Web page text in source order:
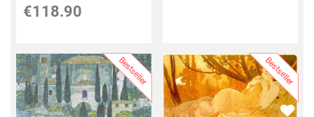
€118.90
Bestseller Bestseller